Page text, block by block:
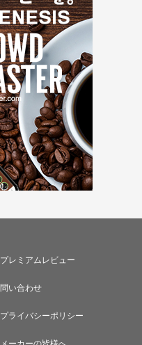
プレミアムレビュー
問い合わせ
プライバシーポリシー